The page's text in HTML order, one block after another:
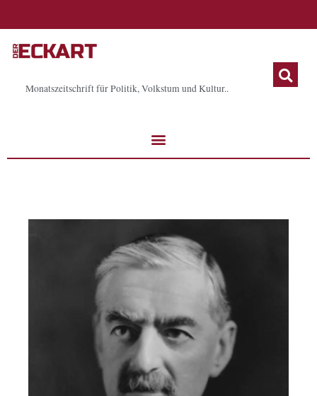
Monatszeitschrift für Politik, Volkstum und Kultur..